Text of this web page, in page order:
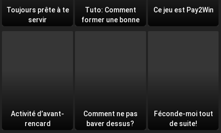
Toujours prête à te
servir
Tuto: Comment
former une bonne
Ce jeu est Pay2Win
Activité d’avant-
rencard
Comment ne pas
baver dessus?
Féconde-moi tout
de suite!